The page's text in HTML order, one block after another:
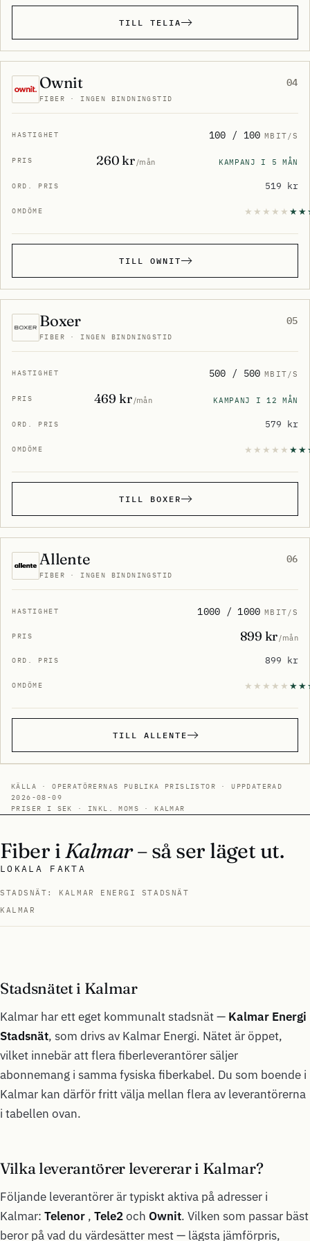
TILL TELIA
04
Ownit
FIBER · INGEN BINDNINGSTID
100 / 100 MBIT/S
260 kr/mån KAMPANJ I 5 MÅN
519 kr
TILL OWNIT
05
Boxer
FIBER · INGEN BINDNINGSTID
500 / 500 MBIT/S
469 kr/mån KAMPANJ I 12 MÅN
579 kr
TILL BOXER
06
Allente
FIBER · INGEN BINDNINGSTID
1000 / 1000 MBIT/S
899 kr /mån
899 kr
TILL ALLENTE
KÄLLA · OPERATÖRERNAS PUBLIKA PRISLISTOR · UPPDATERAD
2026-08-09
PRISER I SEK · INKL. MOMS · KALMAR
Fiber iKalmar– så ser läget ut.
LOKALA FAKTA
STADSNÄT: KALMAR ENERGI STADSNÄT
KALMAR
Stadsnätet i Kalmar
Kalmar har ett eget kommunalt stadsnät — Kalmar Energi
Stadsnät, som drivs av Kalmar Energi. Nätet är öppet,
vilket innebär att flera fiberleverantörer säljer
abonnemang i samma fysiska fiberkabel. Du som boende i
Kalmar kan därför fritt välja mellan flera av leverantörerna
i tabellen ovan.
Vilka leverantörer levererar i Kalmar?
Följande leverantörer är typiskt aktiva på adresser i
Kalmar: Telenor , Tele2och Ownit. Vilken som passar bäst
beror på vad du värdesätter mest — lägsta jämförpris,